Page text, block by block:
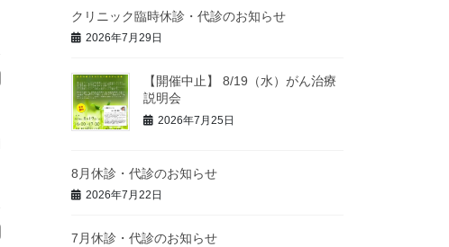
クリニック臨時休診・代診のお知らせ
2026年7月29日
【開催中止】 8/19（水）がん治療
説明会
2026年7月25日
8月休診・代診のお知らせ
2026年7月22日
7月休診・代診のお知らせ